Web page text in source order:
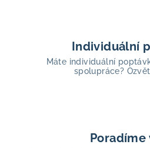
Individuální
Máte individuální
spolupráce?
Poradíme